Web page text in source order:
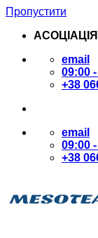
Пропустити
email
09:00
+38
email
09:00
+38